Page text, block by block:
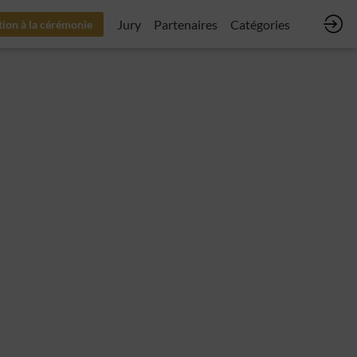
à la cérémonie Jury Partenaires Catégories